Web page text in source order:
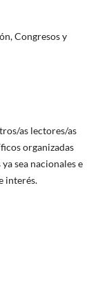
Congresos y
as lectores/as
organizadas
sea nacionales e
interés.